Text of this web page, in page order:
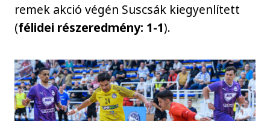
remek akció végén Suscsák kiegyenlített
(félidei részeredmény: 1-1).